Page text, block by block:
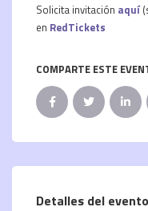
Solicita invitación aquí
en RedTickets
COMPARTE ESTE
Detalles del evento